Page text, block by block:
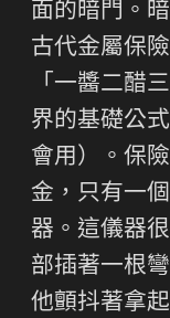
面的暗門。
古代金屬保
「一醬二醋
界的基礎公
會用）。保
金，只有一
器。這儀器
部插著一根
他顫抖著拿